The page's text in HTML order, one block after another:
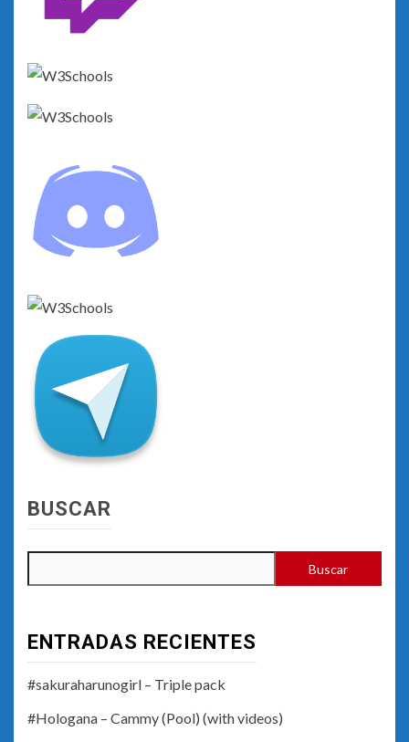
BUSCAR
Buscar
ENTRADAS RECIENTES
#sakuraharunogirl – Triple pack
#Hologana – Cammy (Pool) (with videos)